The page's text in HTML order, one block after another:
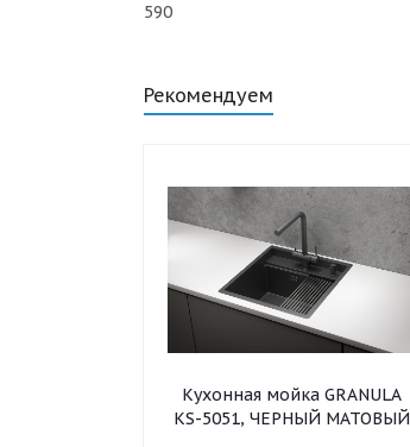
590
Рекомендуем
Кухонная мойка GRANULA
KS-5051, ЧЕРНЫЙ МАТОВЫЙ